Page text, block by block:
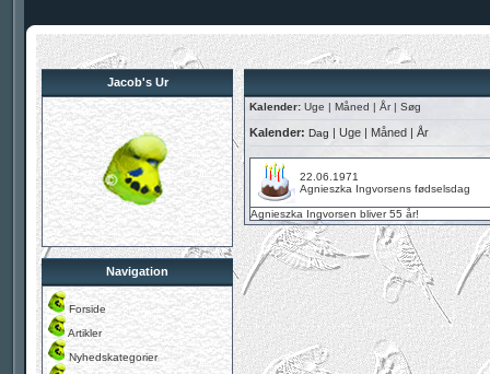
Jacob's Ur
Navigation
Forside
Artikler
Nyhedskategorier
Kalender: Uge | Måned | År| Søg
Kalender: Dag | Uge | Måned | År
22.06.1971
Agnieszka Ingvorsens fødselsdag
Agnieszka Ingvorsen bliver 55 år!